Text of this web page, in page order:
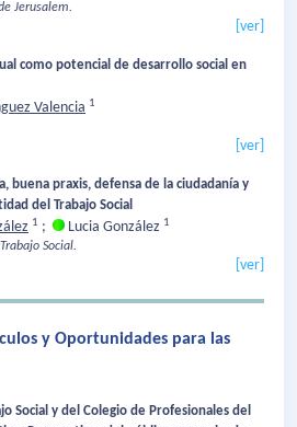
Jerusalem.
[ver]
como potencial de desarrollo social en
Valencia 1
[ver]
buena praxis, defensa de la ciudadanía y
del Trabajo Social
1 ; Lucia González 1
Social.
[ver]
y Oportunidades para las
Social y del Colegio de Profesionales del